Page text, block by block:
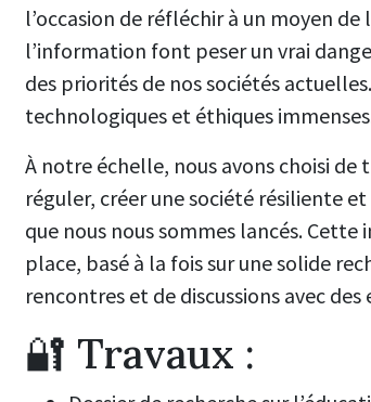
l’occasion de réfléchir à un moyen
l’information font peser un vrai
des priorités de nos sociétés
technologiques et éthiques
À notre échelle, nous avons choisi
réguler, créer une société résiliente
que nous nous sommes lancés.
place, basé à la fois sur une solide
rencontres et de discussions avec
🔐 Travaux :